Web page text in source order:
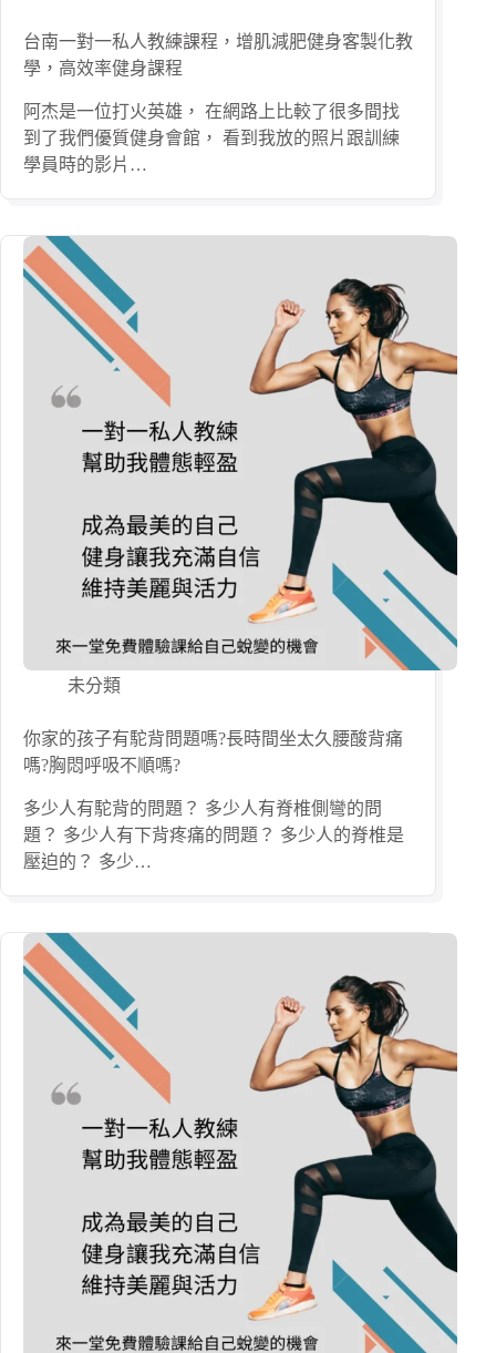
台南一對一私人教練課程，增肌減肥健身客製化教
學，高效率健身課程
阿杰是一位打火英雄， 在網路上比較了很多間找
到了我們優質健身會館， 看到我放的照片跟訓練
學員時的影片…
未分類
你家的孩子有駝背問題嗎?長時間坐太久腰酸背痛
嗎?胸悶呼吸不順嗎?
多少人有駝背的問題？ 多少人有脊椎側彎的問
題？ 多少人有下背疼痛的問題？ 多少人的脊椎是
壓迫的？ 多少…